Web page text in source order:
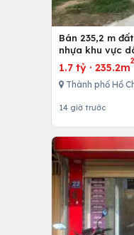
Bán 235,2 m
nhựa khu vực
nhứt-Long Điền
1.7 tỷ · 235.2m
2
Thành phố Hồ
14 giờ trước